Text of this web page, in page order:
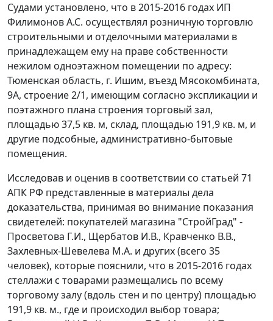
Судами установлено, что в 2015-2016 годах ИП
Филимонов А.С. осуществлял розничную торговлю
строительными и отделочными материалами в
принадлежащем ему на праве собственности
нежилом одноэтажном помещении по адресу:
Тюменская область, г. Ишим, въезд Мясокомбината,
9А, строение 2/1, имеющим согласно экспликации и
поэтажного плана строения торговый зал,
площадью 37,5 кв. м, склад, площадью 191,9 кв. м, и
другие подсобные, административно-бытовые
помещения.
Исследовав и оценив в соответствии со статьей 71
АПК РФ представленные в материалы дела
доказательства, принимая во внимание показания
свидетелей: покупателей магазина "СтройГрад" -
Просветова Г.И., Щербатов И.В., Кравченко В.В.,
Захлевных-Шевелева М.А. и других (всего 35
человек), которые пояснили, что в 2015-2016 годах
стеллажи с товарами размещались по всему
торговому залу (вдоль стен и по центру) площадью
191,9 кв. м., где и происходил выбор товара;